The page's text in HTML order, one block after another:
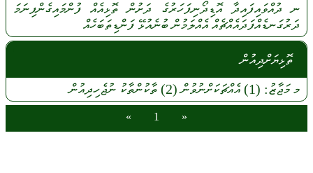
ނ ދުއްވައިފައިދާއޮޑިދޯނިފަހަރުގެ ދަށުންތޮޅިއެއް ފުންމައިގެންފިނަމަ
ދަރުގަނޑެއްފަދައެއްޗެއްއެއްލަމުންބުނެއުޅޭފަންޑިތަބަހެއް
ތޮޅިޔަށްދިއުން
މމަޖާޒު: (1) އެއްޗަކަށްނުވުން(2) ތާކުންތާކު ނުޖެހިދިއުން
«
1
»